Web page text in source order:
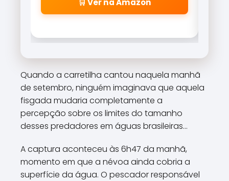
🛒 Ver na Amazon
Quando a carretilha cantou naquela manhã
de setembro, ninguém imaginava que aquela
fisgada mudaria completamente a
percepção sobre os limites do tamanho
desses predadores em águas brasileiras...
A captura aconteceu às 6h47 da manhã,
momento em que a névoa ainda cobria a
superfície da água. O pescador responsável